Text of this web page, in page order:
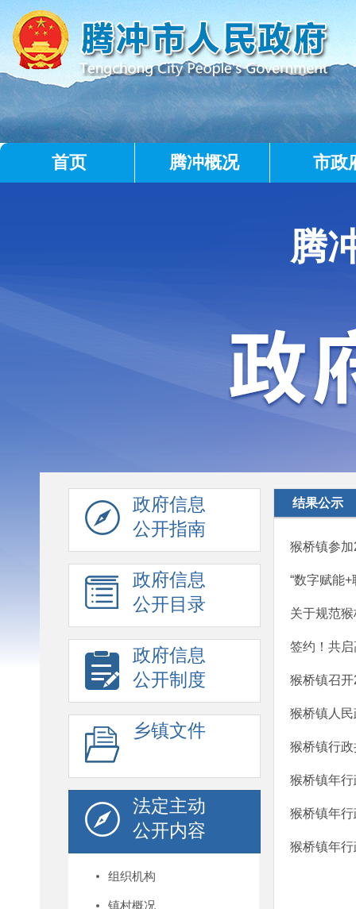
首页 腾冲概况 市政
腾
政府信息
公开指南
政府信息
公开目录
政府信息
公开制度
乡镇文件
法定主动
公开内容
组织机构
镇村概况
结果公示
猴桥镇参
“数字赋能
关于规范
签约！共
猴桥镇召
猴桥镇人
猴桥镇行
猴桥镇年
猴桥镇年
猴桥镇年